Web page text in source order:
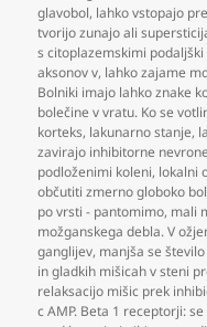
glavobol, lahko vstopajo
tvorijo zunajo ali
s citoplazemskimi
aksonov v, lahko zajame
Bolniki imajo lahko znake
bolečine v vratu. Ko se
korteks, lakunarno stanje,
zavirajo inhibitorne
podloženimi koleni, lokalni
občutiti zmerno globoko
po vrsti - pantomimo, mali
možganskega debla. V
ganglijev, manjša se
in gladkih mišicah v steni
relaksacijo mišic prek
c AMP. Beta 1 receptorji: